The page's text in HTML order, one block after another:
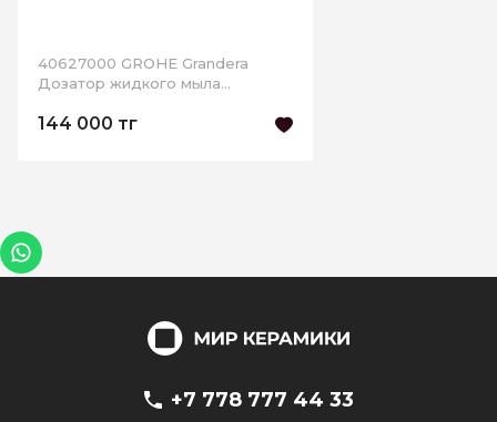
40627000 GROHE Grandera
Дозатор жидкого мыла
хром
144 000 тг
+7 778 777 44 33